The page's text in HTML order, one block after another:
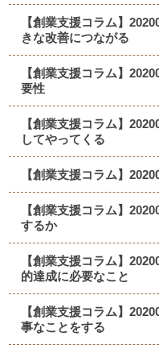
【創業支援コラム】
きな改善につながる
【創業支援コラム】
要性
【創業支援コラム】
してやってくる
【創業支援コラム】
【創業支援コラム】
するか
【創業支援コラム】
的達成に必要なこと
【創業支援コラム】
事なことをする